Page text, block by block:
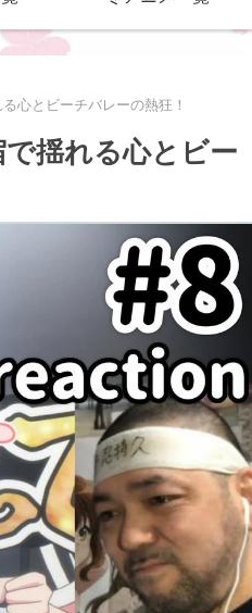
心とビーチバレーの熱狂！
で揺れる心とビー